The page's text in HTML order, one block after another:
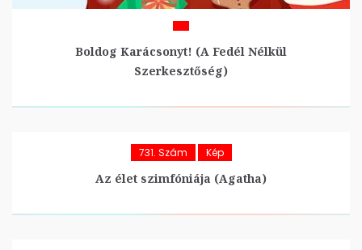
Boldog Karácsonyt! (A Fedél Nélkül
Szerkesztőség)
731. Szám Kép
Az élet szimfóniája (Agatha)